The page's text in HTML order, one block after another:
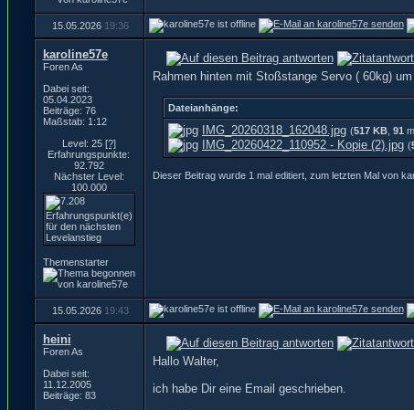
15.05.2026 19:36
karoline57e
Foren As
Dabei seit:
05.04.2023
Beiträge: 76
Maßstab: 1:12
Level: 25 [?]
Erfahrungspunkte:
92.792
Nächster Level:
100.000
Themenstarter
Rahmen hinten mit Stoßstange Servo ( 60kg)
Dateianhänge:
IMG_20260318_162048.jpg (517 KB 91
IMG_20260422_110952 - Kopie (2).jpg (
Dieser Beitrag wurde 1 mal editiert, zum letzten Mal von
15.05.2026 19:43
heini
Foren As
Dabei seit:
11.12.2005
Beiträge: 83
Hallo Walter,
ich habe Dir eine Email geschrieben.